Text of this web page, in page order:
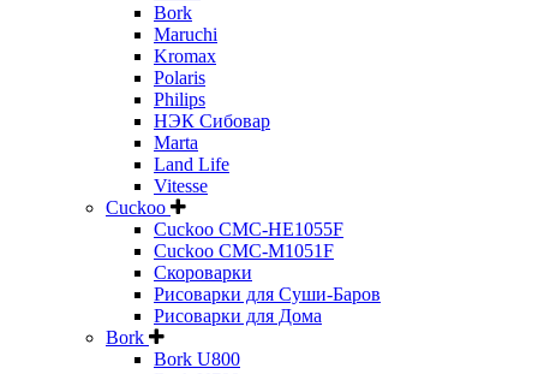
Bork
Maruchi
Kromax
Polaris
Philips
НЭК Сибовар
Marta
Land Life
Vitesse
Cuckoo
Cuckoo CMC-HE1055F
Cuckoo CMC-M1051F
Скороварки
Рисоварки для Суши-Баров
Рисоварки для Дома
Bork
Bork U800